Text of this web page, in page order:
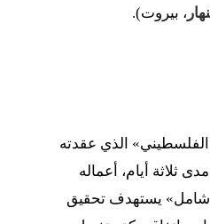
، بيروت).
الذي عقدته
ثلاثة أيام، أعماله
شامل» يستهدف تحقيق